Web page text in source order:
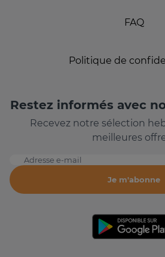
FAQ
Politique de
Restez informés avec
Recevez notre sélection
meilleures
Adresse e-mail
Je m'abonne